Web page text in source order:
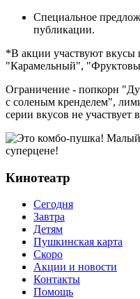
Специальное
публикации.
*В акции участвуют
"Карамельный",
Ограничение - попкорн
с соленым кренделем",
серии вкусов не участвует
Кинотеатр
Сегодня
Завтра
Детям
Пушкинская карта
Скоро
Акции и новости
Контакты
Помощь